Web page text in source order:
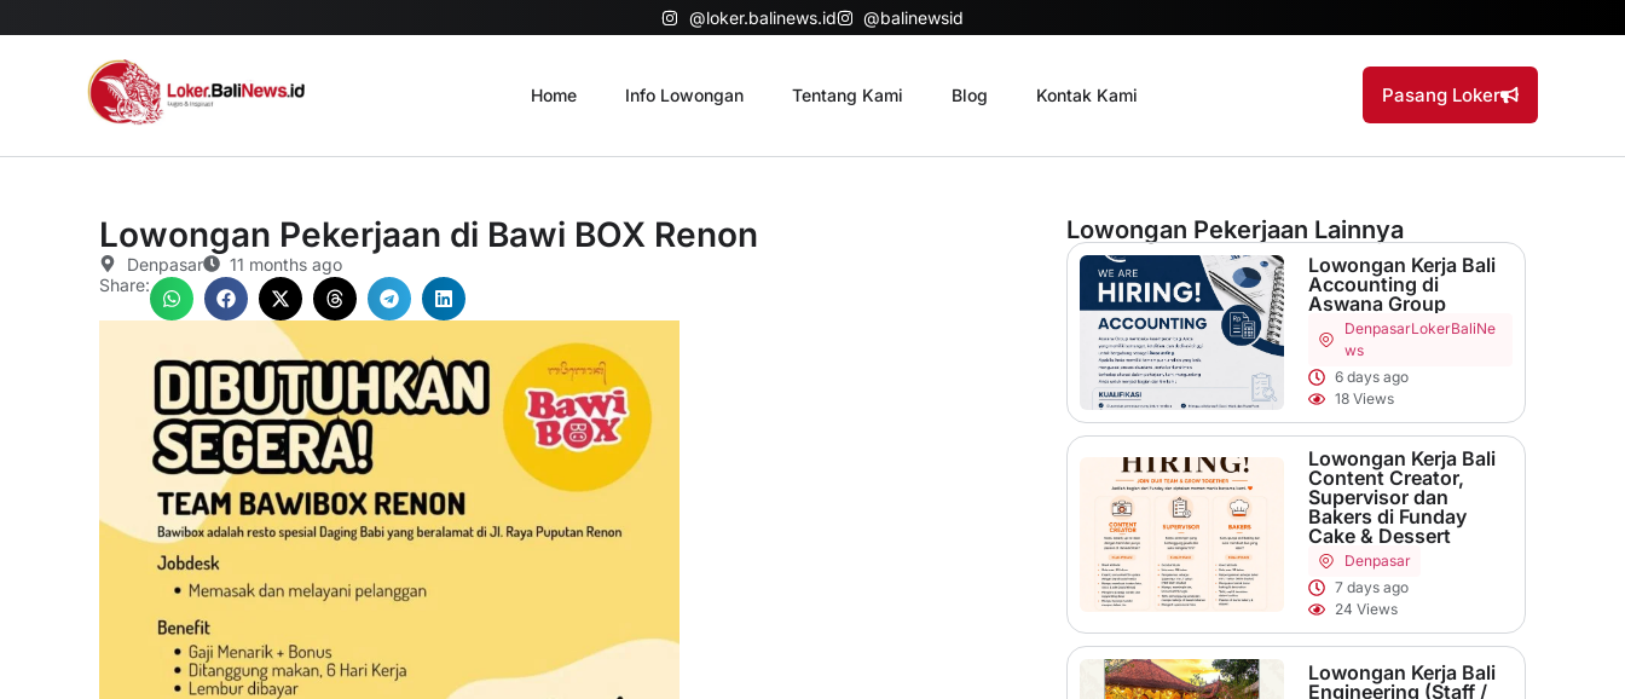
@loker.balinews.id @balinewsid
Home Info Lowongan Tentang Kami Blog Kontak Kami Pasang Loker
Lowongan Pekerjaan di Bawi BOX Renon
Denpasar
11 months ago
Share:
Lowongan Pekerjaan Lainnya
Lowongan Kerja Bali
Accounting di
Aswana Group
DenpasarLokerBaliNe
ws
6 days ago
18 Views
Lowongan Kerja Bali
Content Creator,
Supervisor dan
Bakers di Funday
Cake & Dessert
Denpasar
7 days ago
24 Views
Lowongan Kerja Bali
Engineering (Staff /